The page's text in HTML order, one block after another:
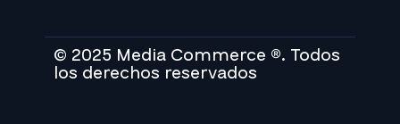
© 2025 Media Commerce ®. Todos
los derechos reservados